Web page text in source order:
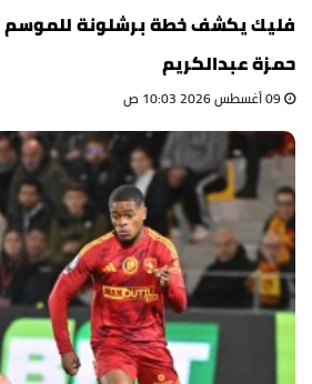
فليك يكشف خطة برشلونة
حمزة عبدالكريم